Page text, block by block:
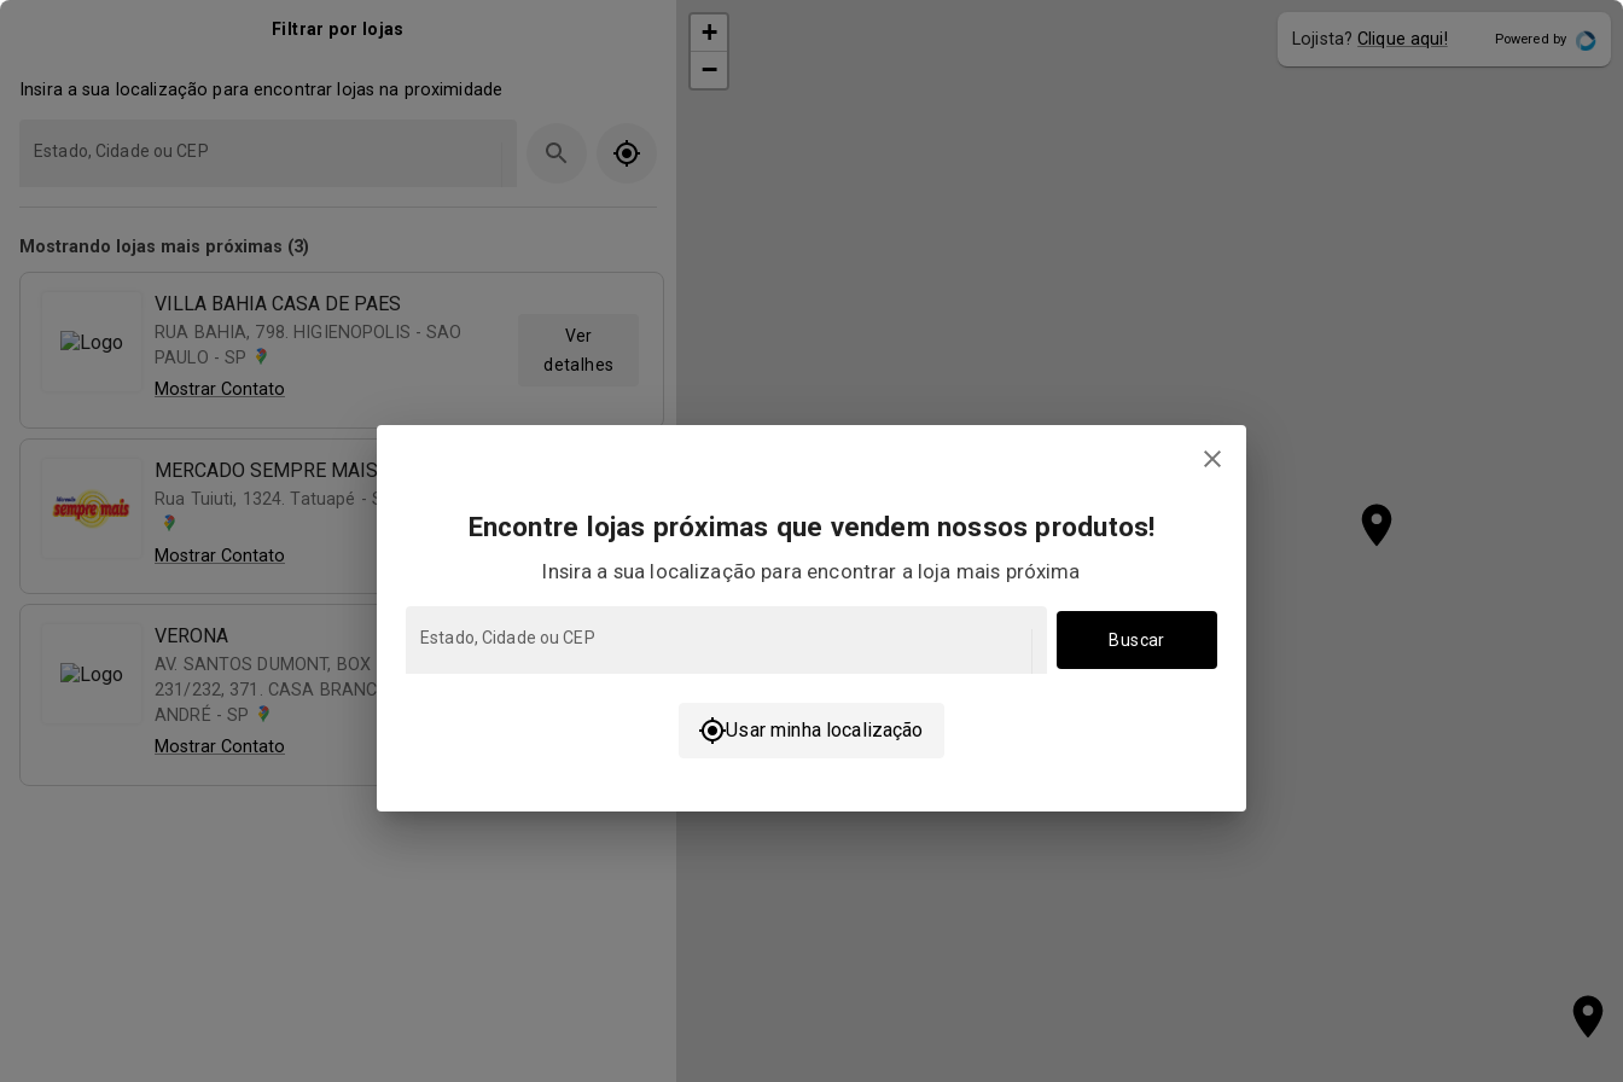
Filtrar por lojas
Insira a sua localização para encontrar lojas na proximidade
Estado, Cidade ou CEP
Mostrando lojas mais próximas (3)
VILLA BAHIA CASA DE PAES
Ver
detalhes
RUA BAHIA, 798. HIGIENOPOLIS - SAO
PAULO - SP
Mostrar Contato
MERCADO SEMPRE MAIS
detalhes
Rua Tuiuti, 1324. Tatuapé - São Paulo - SP
Mostrar Contato
VERONA
AV. SANTOS DUMONT, BOX 74 A 78 E
231/232, 371. CASA BRANCA - SANTO
ANDRÉ - SP
Mostrar Contato
+
−
Lojista? Clique aqui! Powered by
Encontre lojas próximas que vendem nossos produtos!
Insira a sua localização para encontrar a loja mais próxima
Estado, Cidade ou CEP Buscar
Usar minha localização